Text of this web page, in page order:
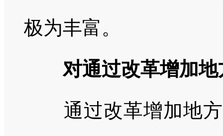
极为丰富。
对通过改革增加地
通过改革增加地方